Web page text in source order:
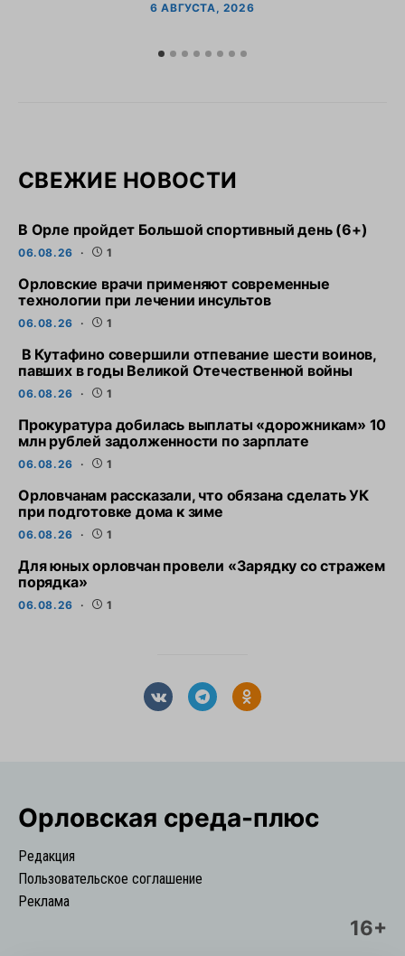
6 АВГУСТА, 2026
СВЕЖИЕ НОВОСТИ
В Орле пройдет Большой спортивный день (6+)
06.08.26 1
Орловские врачи применяют современные
технологии при лечении инсультов
06.08.26 1
В Кутафино совершили отпевание шести воинов,
павших в годы Великой Отечественной войны
06.08.26 1
Прокуратура добилась выплаты «дорожникам» 10
млн рублей задолженности по зарплате
06.08.26 1
Орловчанам рассказали, что обязана сделать УК
при подготовке дома к зиме
06.08.26 1
Для юных орловчан провели «Зарядку со стражем
порядка»
06.08.26 1
Орловская cреда-плюс
Редакция
Пользовательское соглашение
Реклама
16+